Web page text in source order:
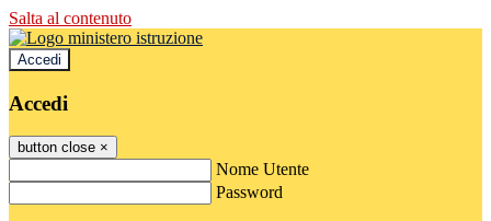
Salta al contenuto
Accedi
Accedi
button close ×
Nome Utente
Password